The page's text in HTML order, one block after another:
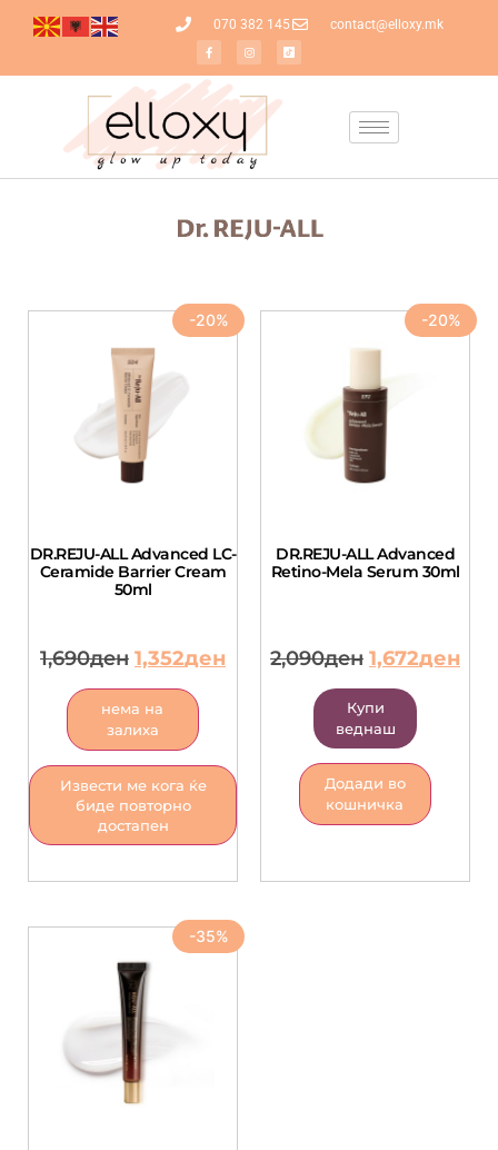
070 382 145 contact@elloxy.mk
-20%
DR.REJU-ALL Advanced LC-
Ceramide Barrier Cream
50ml
1,690ден 1,352ден
нема на
залиха
Извести ме кога ќе
биде повторно
достапен
-20%
DR.REJU-ALL Advanced
Retino-Mela Serum 30ml
2,090ден 1,672ден
Купи
веднаш
Додади во
кошничка
-35%